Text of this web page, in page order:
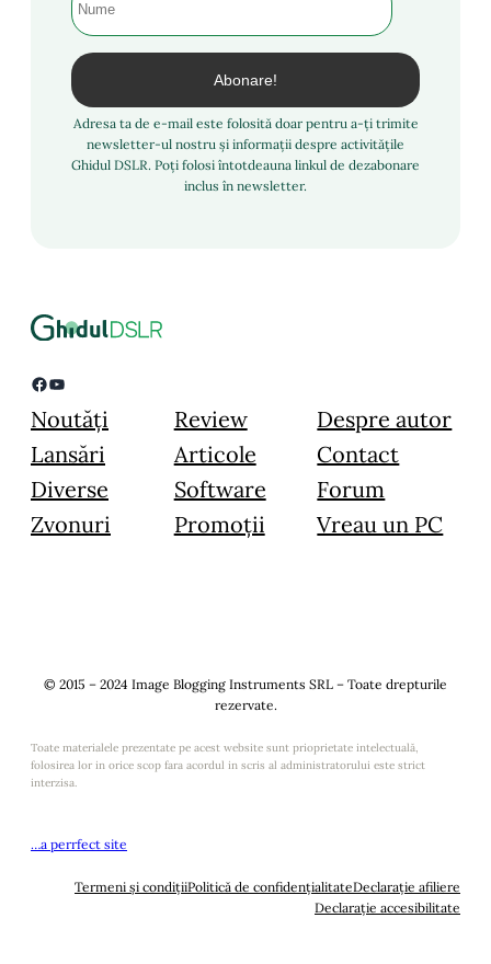
Adresa ta de e-mail este folosită doar pentru a-ți trimite
newsletter-ul nostru și informații despre activitățile
Ghidul DSLR. Poți folosi întotdeauna linkul de dezabonare
inclus în newsletter.
Facebook YouTube
Noutăți
Lansări
Diverse
Zvonuri
Review
Articole
Software
Promoții
Despre autor
Contact
Forum
Vreau un PC
© 2015 – 2024 Image Blogging Instruments SRL – Toate drepturile
rezervate.
Toate materialele prezentate pe acest website sunt prioprietate intelectuală,
folosirea lor in orice scop fara acordul in scris al administratorului este strict
interzisa.
…a perrfect site
Termeni și condițiiPolitică de confidențialitateDeclarație afiliere
Declarație accesibilitate